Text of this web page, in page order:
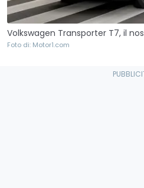
Volkswagen Transporter T7, il
Foto di: Motor1.com